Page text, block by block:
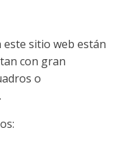
sitio web están
con gran
o